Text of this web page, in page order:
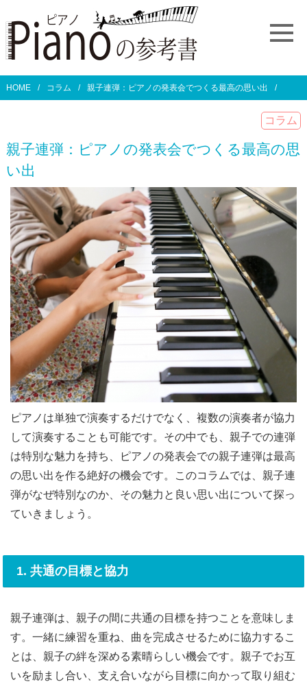
HOME コラム 親子連弾：ピアノの発表会でつくる最高の思い出
コラム
親子連弾：ピアノの発表会でつくる最高の思
い出
ピアノは単独で演奏するだけでなく、複数の演奏者が協力
して演奏することも可能です。その中でも、親子での連弾
は特別な魅力を持ち、ピアノの発表会での親子連弾は最高
の思い出を作る絶好の機会です。このコラムでは、親子連
弾がなぜ特別なのか、その魅力と良い思い出について探っ
ていきましょう。
1. 共通の目標と協力
親子連弾は、親子の間に共通の目標を持つことを意味しま
す。一緒に練習を重ね、曲を完成させるために協力するこ
とは、親子の絆を深める素晴らしい機会です。親子でお互
いを励まし合い、支え合いながら目標に向かって取り組む